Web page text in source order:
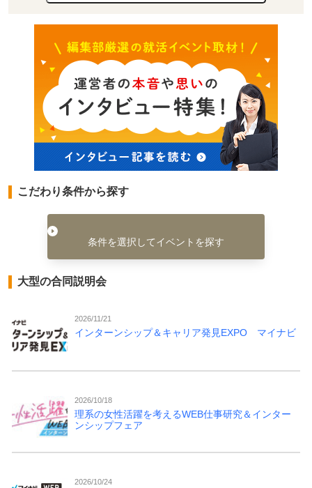
こだわり条件から探す
条件を選択してイベントを探す
大型の合同説明会
2026/11/21
インターンシップ＆キャリア発見EXPO マイナビ
2026/10/18
理系の女性活躍を考えるWEB仕事研究＆インター
ンシップフェア
2026/10/24